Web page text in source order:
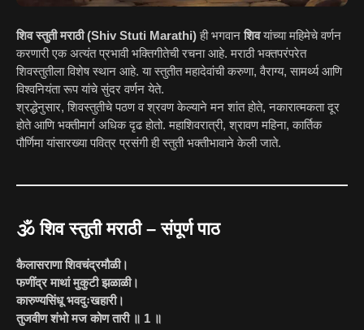
शिव स्तुती मराठी (Shiv Stuti Marathi)ही भगवानशिवयांच्या महिमेचे वर्णन
करणारी एक अत्यंत प्रभावी भक्तिगीतेची रचना आहे. मराठी भक्तपरंपरेत
शिवस्तुतीला विशेष स्थान आहे. या स्तुतीत महादेवांची करुणा, वैराग्य, सामर्थ्य आणि
विश्वनियंता रूप यांचे सुंदर वर्णन येते.
श्रद्धेनुसार, शिवस्तुतीचे पठण व श्रवण केल्याने मन शांत होते, नकारात्मकता दूर
होते आणि भक्तीमार्ग अधिक दृढ होतो. महाशिवरात्री, श्रावण महिना, कार्तिक
पौर्णिमा यांसारख्या पवित्र प्रसंगी ही स्तुती भक्तीभावाने केली जाते.
🕉️ शिव स्तुती मराठी – संपूर्ण पाठ
कैलासराणा शिवचंद्रमौळी।
फणींद्र माथां मुकुटी झळाळी।
कारुण्यसिंधू भवदुःखहारी।
तुजवीण शंभो मज कोण तारी ॥ 1 ॥